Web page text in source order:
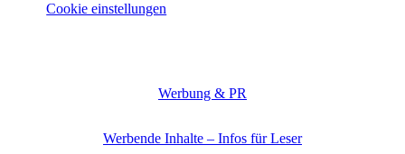
Cookie einstellungen
Werbung & PR
Werbende Inhalte – Infos für Leser